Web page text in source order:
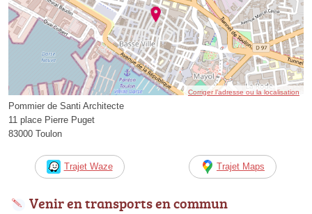
Corriger l’adresse ou la localisation
Pommier de Santi Architecte
11 place Pierre Puget
83000 Toulon
Trajet Waze Trajet Maps
Venir en transports en commun